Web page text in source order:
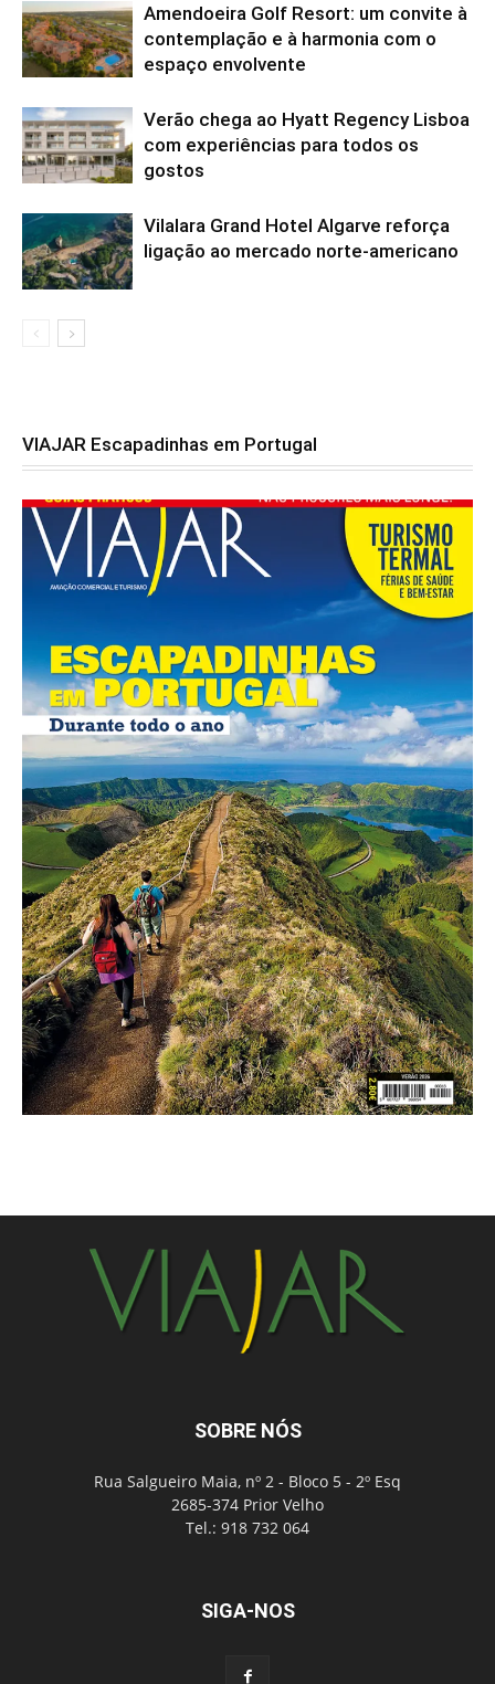
Amendoeira Golf Resort: um convite à
contemplação e à harmonia com o
espaço envolvente
Verão chega ao Hyatt Regency Lisboa
com experiências para todos os
gostos
Vilalara Grand Hotel Algarve reforça
ligação ao mercado norte-americano
VIAJAR Escapadinhas em Portugal
SOBRE NÓS
Rua Salgueiro Maia, nº 2 - Bloco 5 - 2º Esq
2685-374 Prior Velho
Tel.: 918 732 064
SIGA-NOS